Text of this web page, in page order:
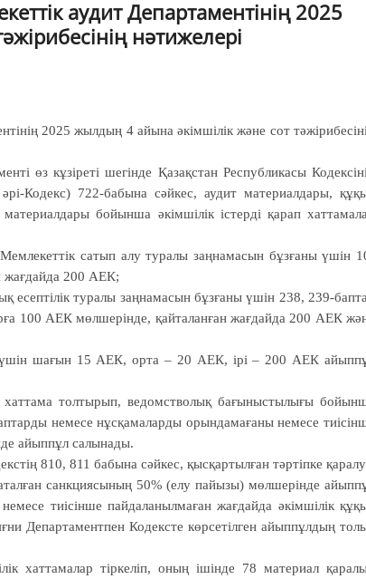
аудит Департаментінің 2025
нәтижелері
2025 жылдың 4 айына әкімшілік және сот
өз кұзіреті шегінде Қазақстан Республикасы
Кодекс) 722-бабына сәйкес, аудит материалдары,
бойынша әкімшілік істерді қарап
сатып алу туралы заңнамасын бұзғаны үшін
жағдайда 200 АЕК;
есептілік туралы заңнамасын бұзғаны үшін 238, 239-
100 АЕК мөлшерінде, қайталанған жағдайда 200 АЕК
үшін шағын 15 АЕК, орта – 20 АЕК, ірі – 200 АЕК
толтырып, ведомстволық бағыныстылығы
немесе нұсқамаларды орындамағаны немесе
айыппұл салынады.
810, 811 бабына сәйкес, қысқартылған тәртіпке
санкциясының 50% (елу пайызы) мөлшерінде
тиісінше пайдаланылмаған жағдайда әкімшілік
Департаментпен Кодексте көрсетілген айыппұлдың
хаттамалар тіркеліп, оның ішінде 78 материал